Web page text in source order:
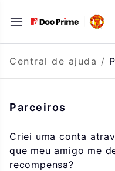
para
o
conteúdo
Central de ajuda /
Parceiros
Criei uma conta
que meu amigo me
recompensa?